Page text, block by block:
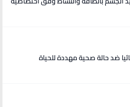
ضد حالة صحية مهددة للحياة